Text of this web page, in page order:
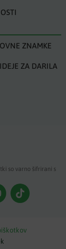
ZNAMKE
IDEJE ZA DARILA
so varno šifrirani s